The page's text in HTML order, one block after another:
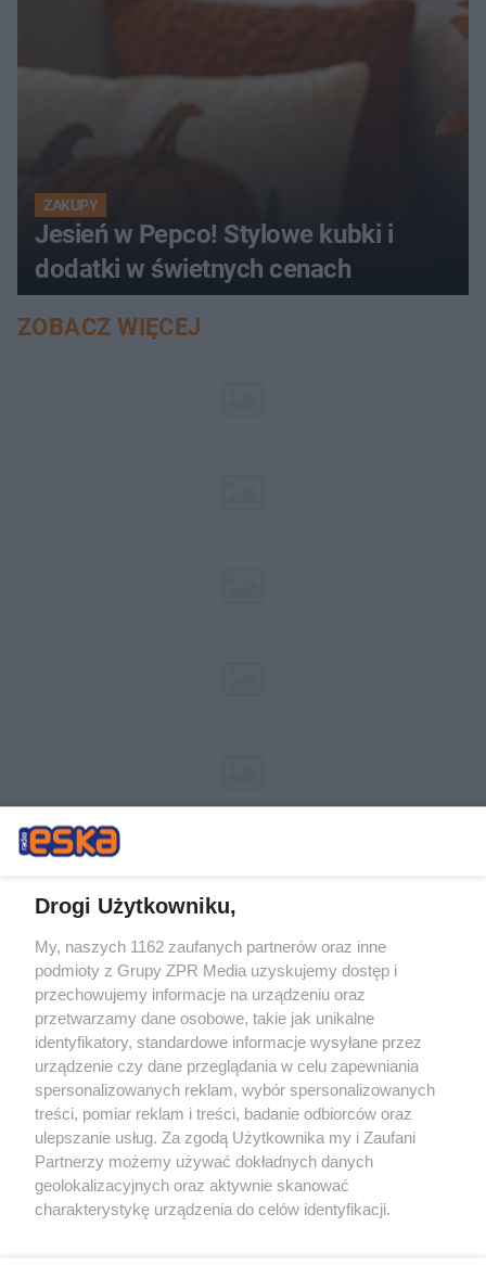
ZAKUPY
Jesień w Pepco! Stylowe kubki i
dodatki w świetnych cenach
ZOBACZ WIĘCEJ
Żaden utwór zamieszczony w serwisie nie może być powielany i
rozpowszechniany lub dalej rozpowszechniany w jakikolwiek sposób (w
tym także elektroniczny lub mechaniczny) na jakimkolwiek polu
eksploatacji w jakiejkolwiek formie, włącznie z umieszczaniem w
Internecie bez pisemnej zgody właściciela praw. Jakiekolwiek użycie lub
wykorzystanie utworów w całości lub w części z naruszeniem prawa,
tzn. bez właściwej zgody, jest zabronione pod groźbą kary i może być
ścigane prawnie.
Drogi Użytkowniku,
My, naszych 1162 zaufanych partnerów oraz inne
podmioty z Grupy ZPR Media uzyskujemy dostęp i
przechowujemy informacje na urządzeniu oraz
przetwarzamy dane osobowe, takie jak unikalne
identyfikatory, standardowe informacje wysyłane przez
urządzenie czy dane przeglądania w celu zapewniania
spersonalizowanych reklam, wybór spersonalizowanych
treści, pomiar reklam i treści, badanie odbiorców oraz
ulepszanie usług. Za zgodą Użytkownika my i Zaufani
Partnerzy możemy używać dokładnych danych
geolokalizacyjnych oraz aktywnie skanować
charakterystykę urządzenia do celów identyfikacji.